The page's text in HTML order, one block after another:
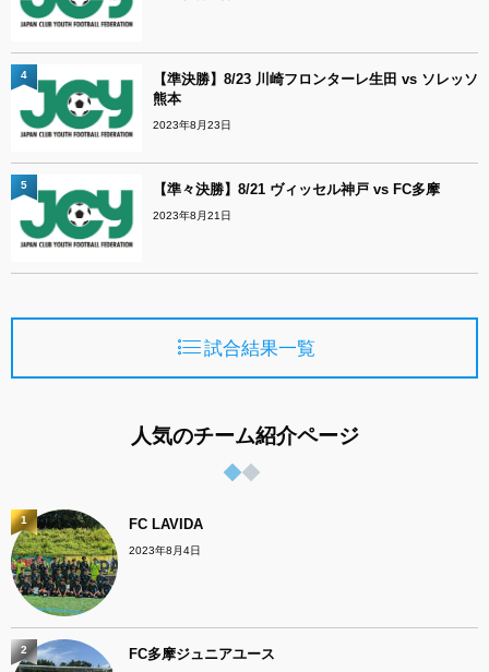
【準決勝】8/23 川崎フロンターレ生田 vs ソレッソ
熊本
2023年8月23日
4
【準々決勝】8/21 ヴィッセル神戸 vs FC多摩
2023年8月21日
5
試合結果一覧
人気のチーム紹介ページ
FC LAVIDA
2023年8月4日
1
FC多摩ジュニアユース
2